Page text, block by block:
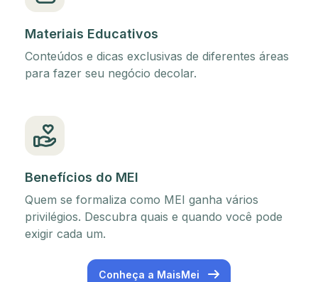
Materiais Educativos
Conteúdos e dicas exclusivas de diferentes áreas
para fazer seu negócio decolar.
Benefícios do MEI
Quem se formaliza como MEI ganha vários
privilégios. Descubra quais e quando você pode
exigir cada um.
Conheça a MaisMei